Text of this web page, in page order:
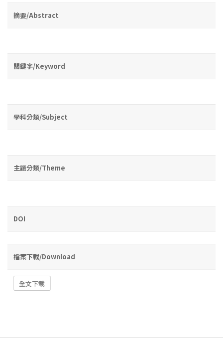
摘要/Abstract
關鍵字/Keyword
學科分類/Subject
主題分類/Theme
DOI
檔案下載/Download
全文下載